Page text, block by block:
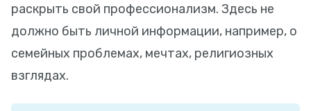
раскрыть свой профессионализм. Здесь не
должно быть личной информации, например, о
семейных проблемах, мечтах, религиозных
взглядах.